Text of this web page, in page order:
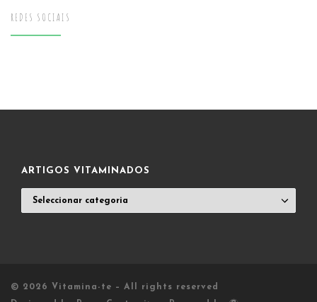
REDES SOCIAIS
ARTIGOS VITAMINADOS
VITAMINADOS
© 2026 Vitamina-te – All rights reserved